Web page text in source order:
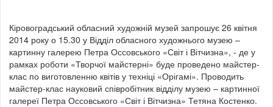
Кіровоградський обласний художній музей запрошує 26 квітня
2014 року о 15.30 у Відділ обласного художнього музею –
картинну галерею Петра Оссовського «Світ і Вітчизна», - де у
рамках роботи «Творчої майстерні» буде проведено майстер-
клас по виготовленню квітів у техніці «Орігамі». Проводить
майстер-клас науковий співробітник відділу музею – картинної
галереї Петра Оссовського «Світ і Вітчизна» Тетяна Костенко.